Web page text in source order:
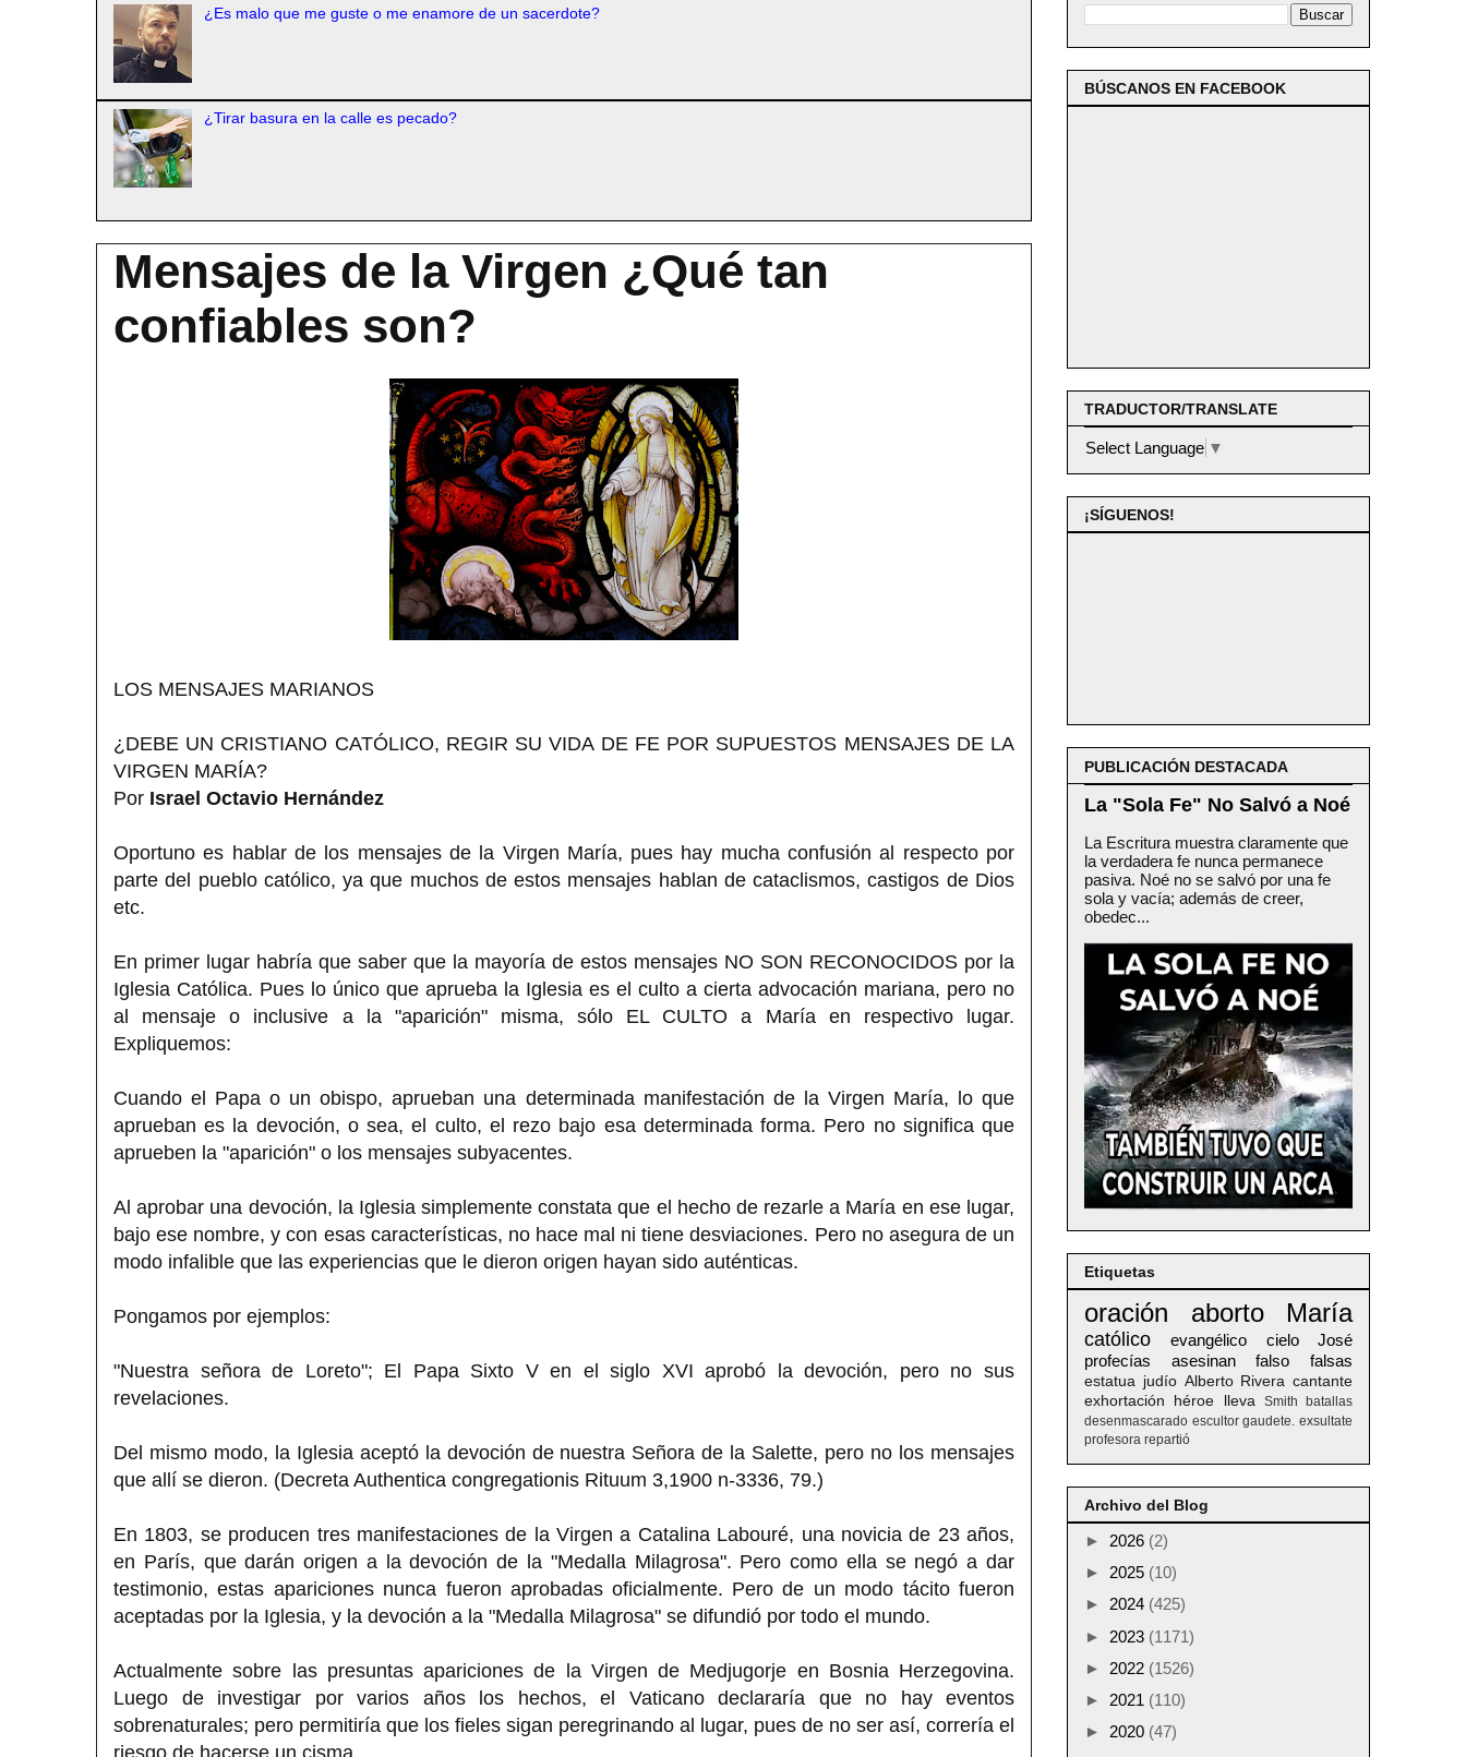
¿Es malo que me guste o me enamore de un sacerdote?
¿Tirar basura en la calle es pecado?
Mensajes de la Virgen ¿Qué tan
confiables son?
LOS MENSAJES MARIANOS
¿DEBE UN CRISTIANO CATÓLICO, REGIR SU VIDA DE FE POR SUPUESTOS MENSAJES DE LA
VIRGEN MARÍA?
Por Israel Octavio Hernández
Oportuno es hablar de los mensajes de la Virgen María, pues hay mucha confusión al respecto por
parte del pueblo católico, ya que muchos de estos mensajes hablan de cataclismos, castigos de Dios
etc.
En primer lugar habría que saber que la mayoría de estos mensajes NO SON RECONOCIDOS por la
Iglesia Católica. Pues lo único que aprueba la Iglesia es el culto a cierta advocación mariana, pero no
al mensaje o inclusive a la "aparición" misma, sólo EL CULTO a María en respectivo lugar.
Expliquemos:
Cuando el Papa o un obispo, aprueban una determinada manifestación de la Virgen María, lo que
aprueban es la devoción, o sea, el culto, el rezo bajo esa determinada forma. Pero no significa que
aprueben la "aparición" o los mensajes subyacentes.
Al aprobar una devoción, la Iglesia simplemente constata que el hecho de rezarle a María en ese lugar,
bajo ese nombre, y con esas características, no hace mal ni tiene desviaciones. Pero no asegura de un
modo infalible que las experiencias que le dieron origen hayan sido auténticas.
Pongamos por ejemplos:
"Nuestra señora de Loreto"; El Papa Sixto V en el siglo XVI aprobó la devoción, pero no sus
revelaciones.
Del mismo modo, la Iglesia aceptó la devoción de nuestra Señora de la Salette, pero no los mensajes
que allí se dieron. (Decreta Authentica congregationis Rituum 3,1900 n-3336, 79.)
En 1803, se producen tres manifestaciones de la Virgen a Catalina Labouré, una novicia de 23 años,
en París, que darán origen a la devoción de la "Medalla Milagrosa". Pero como ella se negó a dar
testimonio, estas apariciones nunca fueron aprobadas oficialmente. Pero de un modo tácito fueron
aceptadas por la Iglesia, y la devoción a la "Medalla Milagrosa" se difundió por todo el mundo.
Actualmente sobre las presuntas apariciones de la Virgen de Medjugorje en Bosnia Herzegovina.
Luego de investigar por varios años los hechos, el Vaticano declararía que no hay eventos
sobrenaturales; pero permitiría que los fieles sigan peregrinando al lugar, pues de no ser así, correría el
riesgo de hacerse un cisma.
BÚSCANOS EN FACEBOOK
TRADUCTOR/TRANSLATE
Select Language ▼
¡SÍGUENOS!
PUBLICACIÓN DESTACADA
La "Sola Fe" No Salvó a Noé
La Escritura muestra claramente que
la verdadera fe nunca permanece
pasiva. Noé no se salvó por una fe
sola y vacía; además de creer,
obedec...
Etiquetas
oración aborto María
católico evangélico cielo
José
profecías
asesinan falso falsas
estatua judío Alberto Rivera cantante
exhortación
héroe lleva Smith
batallas
desenmascarado escultor gaudete. exsultate
profesora repartió
Archivo del Blog
► 2026 (2)
► 2025 (10)
► 2024 (425)
► 2023 (1171)
► 2022 (1526)
► 2021 (110)
► 2020 (47)